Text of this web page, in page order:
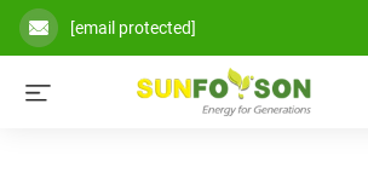
[email protected]